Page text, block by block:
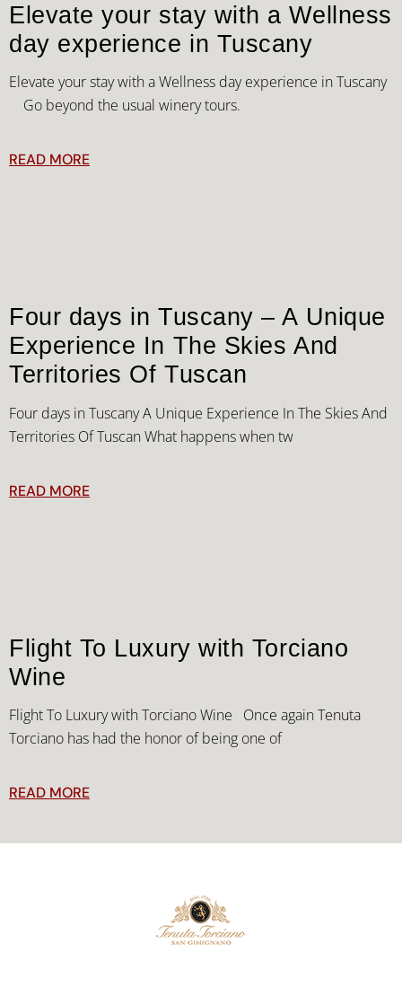
Elevate your stay with a Wellness
day experience in Tuscany
Elevate your stay with a Wellness day experience in Tuscany
Go beyond the usual winery tours.
READ MORE
Four days in Tuscany – A Unique
Experience In The Skies And
Territories Of Tuscan
Four days in Tuscany A Unique Experience In The Skies And
Territories Of Tuscan What happens when tw
READ MORE
Flight To Luxury with Torciano
Wine
Flight To Luxury with Torciano Wine Once again Tenuta
Torciano has had the honor of being one of
READ MORE